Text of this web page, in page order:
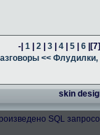
-|1 |2 |3 |4 |5 |6 |
<< Флудилки,
skin
SQL